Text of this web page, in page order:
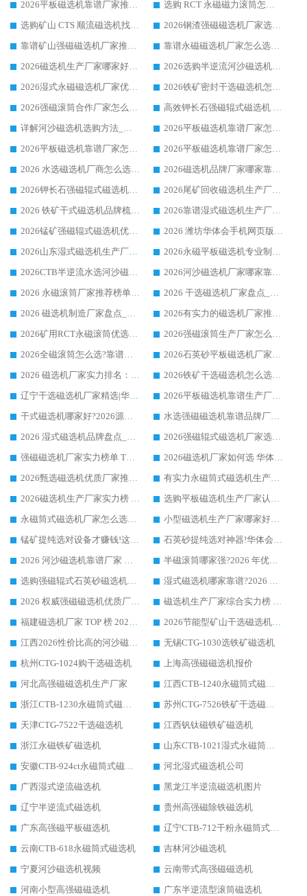
2026平板磁选机靠谱厂家推荐_ 华体会手机网页版-华体会(中国) 凭借良好口碑获得众多客户认可
选购 RCT 永磁磁力滚筒怎么选?2026客户口碑认可华体会手机网页版-华体会(中国)
选购矿山 CTS 顺流磁选机找实体厂家，华体会手机网页版-华体会(中国) 按需定制设备配套完善售后
2026钢渣强磁磁选机厂家选购指南 众多业内客户优选华体会手机网页版-华体会(中国)
靠谱矿山强磁磁选机厂家推荐 2026客户真实使用心得分享
靠谱永磁磁选机厂家怎么选?福建客户真实体验分享华体会手机网页版-华体会(中国) 品牌
2026磁选机生产厂家哪家好?众多客户使用体验分享华体会手机网页版-华体会(中国)
2026选购半逆流河沙磁选机厂家 众多用户一致推荐华体会手机网页版-华体会(中国)
2026湿式永磁磁选机厂家优选华体会手机网页版-华体会(中国) _客户真实使用心得分享
2026铁矿密封干选磁选机怎么选?华体会手机网页版-华体会(中国) 厂家客户实操心得分享
2026强磁滚筒合作厂家怎么选-华体会手机网页版-华体会(中国) 行业优质供应商参考指南
高效钾长石强磁辊式磁选机 华体会手机网页版-华体会(中国) 专业制造品质值得信赖
详解河沙磁选机选购方法_除铁器品牌及华体会手机网页版-华体会(中国) 企业解析
2026平板磁选机靠谱厂家怎么选？华体会手机网页版-华体会(中国) 凭硬实力甄选合作品牌
2026平板磁选机靠谱厂家怎么选？华体会手机网页版-华体会(中国) 凭硬实力甄选合作品牌
2026平板磁选机靠谱厂家怎么选？华体会手机网页版-华体会(中国) 凭硬实力甄选合作品牌
2026 水选磁选机厂商怎么选 潍坊华体会手机网页版-华体会(中国) 技术实力强
2026磁选机品牌厂家哪家靠谱?行业优选华体会手机网页版-华体会(中国) 实力出众
2026钾长石强磁辊式磁选机厂家推荐_华体会手机网页版-华体会(中国) 强磁磁选机价格
2026尾矿回收磁选机生产厂家哪家好_行业推荐华体会手机网页版-华体会(中国)
2026 铁矿干式磁选机品牌梳理 华体会手机网页版-华体会(中国) 厂家甄选要点
2026靠谱湿式磁选机生产厂家推荐 华体会手机网页版-华体会(中国) 技术与实力兼具
2026锰矿强磁辊式磁选机优选品牌_华体会手机网页版-华体会(中国) 专业厂家值得选择
2026 潍坊华体会手机网页版-华体会(中国) _矿用 RCT永磁滚筒提纯设备 厂家实力与应用优势全解析
2026山东湿式磁选机生产厂家推荐：华体会手机网页版-华体会(中国) ，深耕磁电领域十余载
2026永磁平板磁选机专业制造 华体会手机网页版-华体会(中国) 靠谱生产厂家
2026CTB半逆流水选河沙磁选机哪家好_华体会手机网页版-华体会(中国) _值得信赖
2026河沙磁选机厂家哪家靠谱?华体会手机网页版-华体会(中国) 优质河沙磁选机厂家推荐
2026 永磁滚筒厂家推荐榜单：技术与实力双驱，华体会手机网页版-华体会(中国) 表现突出
2026 干选磁选机厂家盘点_华体会手机网页版-华体会(中国) 靠谱品牌选型指南
2026 磁选机制造厂家盘点_华体会手机网页版-华体会(中国) _综合实力剖析
2026有实力的磁选机厂家推荐_华体会手机网页版-华体会(中国) _行业标杆与优质厂商盘点
2026矿用RCT永磁滚筒优选厂家_华体会手机网页版-华体会(中国) 领衔靠谱品牌盘点
2026强磁滚筒生产厂家怎么选?行业口碑推荐华体会手机网页版-华体会(中国)
2026全磁滚筒怎么选?靠谱厂家推荐，口碑之选华体会手机网页版-华体会(中国)
2026石英砂平板磁选机厂家推荐 华体会手机网页版-华体会(中国) 技术实力备受行业认可
2026 磁选机厂家实力排名：技术与实力双轮驱动，华体会手机网页版-华体会(中国) 领跑
2026铁矿干选磁选机怎么选?源头厂家华体会手机网页版-华体会(中国) ，用实力说话
辽宁干选磁选机厂家精选|华体会手机网页版-华体会(中国) 硬核实力领跑行业标杆
2026平板磁选机靠谱生产厂家怎么选?行业标杆华体会手机网页版-华体会(中国) ，凭硬实力脱颖而出
干式磁选机哪家好?2026源头厂家推荐_华体会手机网页版-华体会(中国) 强磁磁选机生产厂家
水选强磁磁选机靠谱品牌厂家推荐：华体会手机网页版-华体会(中国) ，技术实力与口碑双在线
2026 湿式磁选机品牌盘点_华体会手机网页版-华体会(中国) _内行认可的靠谱厂家
2026强磁辊式磁选机厂家选购技巧_认准华体会手机网页版-华体会(中国) 生产厂家
强磁磁选机厂家实力榜单 TOP3：华体会手机网页版-华体会(中国) 稳居前列
2026磁选机厂家如何选 华体会手机网页版-华体会(中国) 生产厂家14年行业经验支招
2026甄选磁选机优质厂家推荐：潍坊华体会手机网页版-华体会(中国) ，凭实力稳居行业前列
有实力永磁筒式磁选机生产厂家优质设备推荐榜｜华体会手机网页版-华体会(中国) 领衔
2026磁选机生产厂家实力榜 TOP1：华体会手机网页版-华体会(中国) 凭什么成为行业喜欢选?
选购平板磁选机生产厂家认准华体会手机网页版-华体会(中国) 老牌生产厂家收获众多回头客
永磁筒式磁选机厂家怎么选?14 年老厂华体会手机网页版-华体会(中国) 凭实力出圈，这 5 大优势太圈粉
小型磁选机生产厂家哪家好?2026 年实测推荐，华体会手机网页版-华体会(中国) 十年口碑厂值得闭眼入
锰矿提纯选对设备才赚钱!这家临朐厂家的强磁辊磁选机凭啥成行业标杆?
石英砂提纯选对神器!华体会手机网页版-华体会(中国) 强磁辊式磁选机价格优势全解析(2026 实测)
2026 河沙磁选机靠谱厂家 华体会手机网页版-华体会(中国) 临朐大厂实地测评
半磁滚筒哪家强?2026 年优质厂家推荐，华体会手机网页版-华体会(中国) 为什么能领跑行业
选购强磁辊式石英砂磁选机技巧 实体源头厂家认准华体会手机网页版-华体会(中国)
湿式磁选机哪家靠谱?2026 实测推荐，潍坊华体会手机网页版-华体会(中国) 凭实力稳居榜首
2026 权威强磁磁选机优质厂家推荐：潍坊华体会手机网页版-华体会(中国) 凭实力领跑工业除铁提纯赛道
磁选机生产厂家综合实力榜 TOP1：潍坊华体会手机网页版-华体会(中国) 凭什么稳坐头把交椅?
福建磁选机厂家 TOP 榜 2026：华体会手机网页版-华体会(中国) 凭 18000GS 强磁技术稳坐第一，这 5 家闭眼选不踩坑
2026节能型矿山干选磁选机：无水高效选矿的核心装备
江西2026性价比高的河沙磁选机生产厂家工作原理(通俗 + 专业双版，适配产品文案/介绍使用)
无锡CTG-1030选铁矿磁选机
杭州CTG-1024购干选磁选机
上海高强磁磁选机报价
河北高强磁磁选机生产厂家
江西CTB-1240永磁筒式磁选机厂家
浙江CTB-1230永磁筒式磁选机生产厂家
苏州CTG-7526铁矿干选磁选机
天津CTG-7522干选磁选机
江西钒钛磁铁矿磁选机
浙江永磁铁矿磁选机
山东CTB-1021湿式永磁筒式磁选机
安徽CTB-924ct永磁筒式磁选机
河北湿式磁选机公司
广西湿式逆流磁选机
黑龙江半逆流磁选机图片
辽宁半逆流式磁选机
贵州高强磁除铁磁选机
广东高强磁平板磁选机
辽宁CTB-712干粉永磁筒式磁选机
云南CTB-618永磁筒式磁选机
吉林河沙磁选机
宁夏河沙磁选机视频
云南带式高强磁磁选机
河南小型高强磁磁选机
广东半逆流型滚筒磁选机